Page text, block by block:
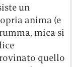
un
anima (e
mica si
rovinato quello